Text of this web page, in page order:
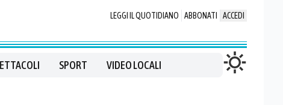
LEGGI IL QUOTIDIANO ABBONATI ACCEDI
SPORT VIDEO LOCALI